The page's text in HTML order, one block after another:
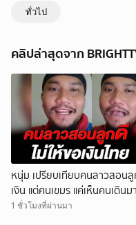
ทั่วไป
คลิปล่าสุดจาก
หนุ่ม เปรียบเทียบคนลาวสอนลู
เงิน แต่คนเขมร แค่เห็นคนเดินมา
1 ชั่วโมงที่ผ่านมา